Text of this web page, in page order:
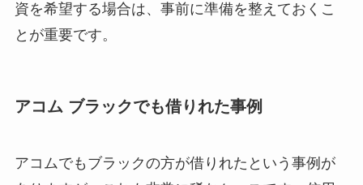
資を希望する場合は、事前に準備を整えておくこ
とが重要です。
アコム ブラックでも借りれた事例
アコムでもブラックの方が借りれたという事例が